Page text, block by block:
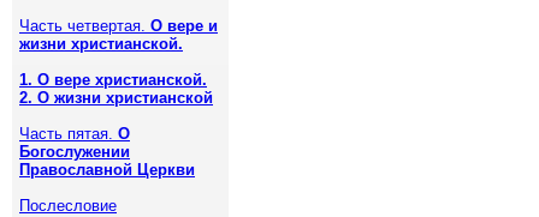
Часть четвертая. О вере и
жизни христианской.
1. О вере христианской.
2. О жизни христианской
Часть пятая. О
Богослужении
Православной Церкви
Послесловие